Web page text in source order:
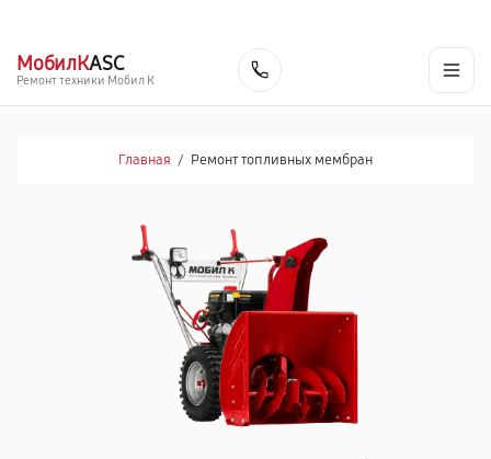
МобилКASC
Ремонт техники Мобил К
Главная / Ремонт топливных мембран